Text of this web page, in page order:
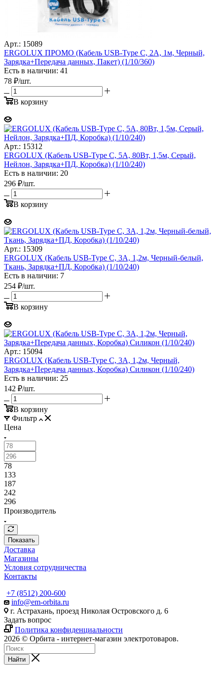
Арт.: 15089
ERGOLUX ПРОМО (Кабель USB-Type C, 2А, 1м, Черный,
Зарядка+Передача данных, Пакет) (1/10/360)
Есть в наличии: 41
78 ₽/шт.
В корзину
Арт.: 15312
ERGOLUX (Кабель USB-Type C, 5А, 80Вт, 1,5м, Серый,
Нейлон, Зарядка+ПД, Коробка) (1/10/240)
Есть в наличии: 20
296 ₽/шт.
В корзину
Арт.: 15309
ERGOLUX (Кабель USB-Type C, 3А, 1,2м, Черный-белый,
Ткань, Зарядка+ПД, Коробка) (1/10/240)
Есть в наличии: 7
254 ₽/шт.
В корзину
Арт.: 15094
ERGOLUX (Кабель USB-Type C, 3А, 1,2м, Черный,
Зарядка+Передача данных, Коробка) Силикон (1/10/240)
Есть в наличии: 25
142 ₽/шт.
В корзину
Фильтр
Цена
78
133
187
242
296
Производитель
Показать
Доставка
Магазины
Условия сотрудничества
Контакты
+7 (8512) 200-600
info@em-orbita.ru
г. Астрахань, проезд Николая Островского д. 6
Задать вопрос
Политика конфиденциальности
2026 © Орбита - интернет-магазин электротоваров.
Найти